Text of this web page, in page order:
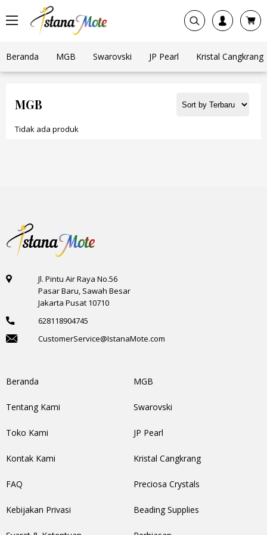
Beranda MGB Swarovski JP Pearl Kristal Cangkrang
MGB
Tidak ada produk
Jl. Pintu Air Raya No.56
Pasar Baru, Sawah Besar
Jakarta Pusat 10710
628118904745
CustomerService@IstanaMote.com
Beranda
Tentang Kami
Toko Kami
Kontak Kami
FAQ
Kebijakan Privasi
MGB
Swarovski
JP Pearl
Kristal Cangkrang
Preciosa Crystals
Beading Supplies